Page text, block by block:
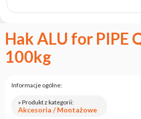
marce
Regulamin
Kontakt
Zgłoszenie
Serwisowe
Zwrot
Hak ALU for PIPE
100kg
Informacje ogólne:
» Produkt z kategorii:
Akcesoria / Montażowe